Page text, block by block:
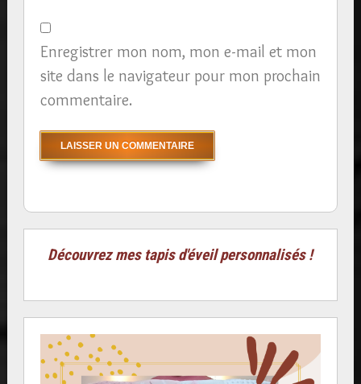
Enregistrer mon nom, mon e-mail et mon
site dans le navigateur pour mon prochain
commentaire.
Découvrez mes tapis d'éveil personnalisés !